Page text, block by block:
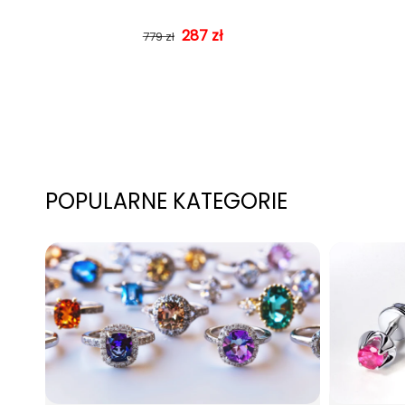
Cena regularna
779 zł Cena sprzedaży
287 zł
POPULARNE KATEGORIE